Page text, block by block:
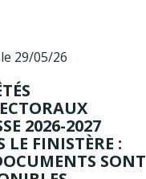
29/05/26
2026-2027
LE FINISTÈRE :
SONT